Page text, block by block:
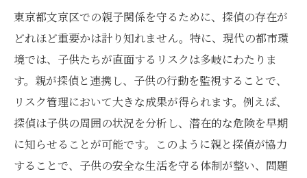
東京都文京区での親子関係を守るために、探偵の存在が
どれほど重要かは計り知れません。特に、現代の都市環
境では、子供たちが直面するリスクは多岐にわたりま
す。親が探偵と連携し、子供の行動を監視することで、
リスク管理において大きな成果が得られます。例えば、
探偵は子供の周囲の状況を分析し、潜在的な危険を早期
に知らせることが可能です。このように親と探偵が協力
することで、子供の安全な生活を守る体制が整い、問題